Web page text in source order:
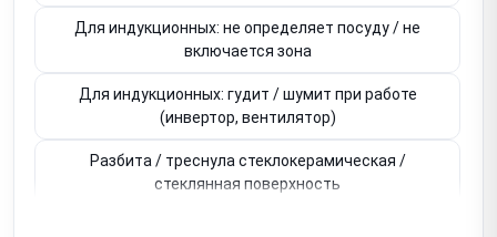
Для индукционных: не определяет посуду / не
включается зона
Для индукционных: гудит / шумит при работе
(инвертор, вентилятор)
Разбита / треснула стеклокерамическая /
стеклянная поверхность